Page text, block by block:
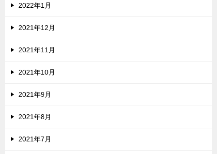
2022年1月
2021年12月
2021年11月
2021年10月
2021年9月
2021年8月
2021年7月